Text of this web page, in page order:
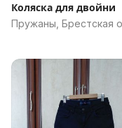
Коляска для двойни
Пружаны, Брестская